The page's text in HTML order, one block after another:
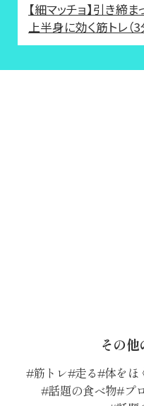
【細マッチョ】引き締
上半身に効く筋トレ（3
その
筋トレ 走る 体をほ
話題の食べ物 プ